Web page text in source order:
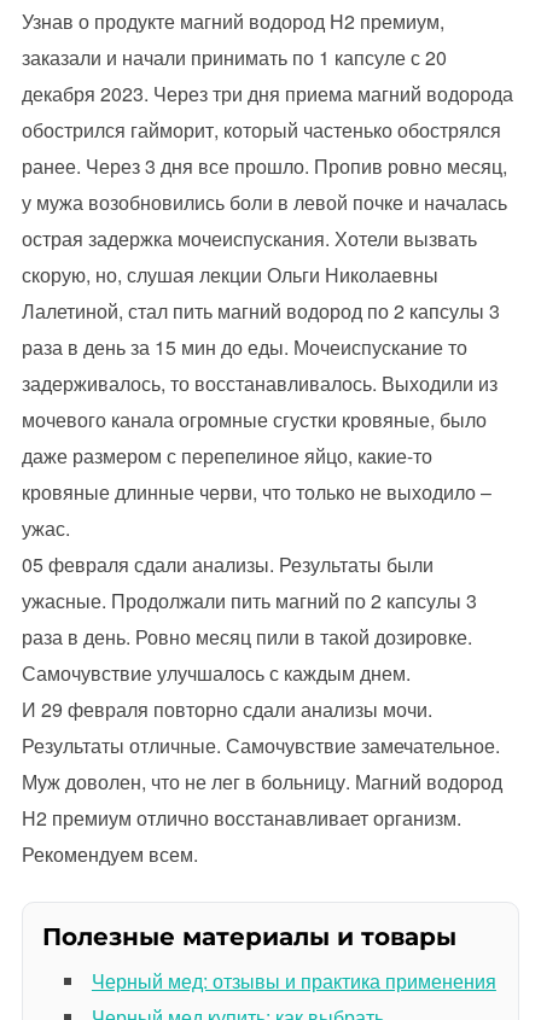
Узнав о продукте магний водород Н2 премиум,
заказали и начали принимать по 1 капсуле с 20
декабря 2023. Через три дня приема магний водорода
обострился гайморит, который частенько обострялся
ранее. Через 3 дня все прошло. Пропив ровно месяц,
у мужа возобновились боли в левой почке и началась
острая задержка мочеиспускания. Хотели вызвать
скорую, но, слушая лекции Ольги Николаевны
Лалетиной, стал пить магний водород по 2 капсулы 3
раза в день за 15 мин до еды. Мочеиспускание то
задерживалось, то восстанавливалось. Выходили из
мочевого канала огромные сгустки кровяные, было
даже размером с перепелиное яйцо, какие-то
кровяные длинные черви, что только не выходило –
ужас.
05 февраля сдали анализы. Результаты были
ужасные. Продолжали пить магний по 2 капсулы 3
раза в день. Ровно месяц пили в такой дозировке.
Самочувствие улучшалось с каждым днем.
И 29 февраля повторно сдали анализы мочи.
Результаты отличные. Самочувствие замечательное.
Муж доволен, что не лег в больницу. Магний водород
Н2 премиум отлично восстанавливает организм.
Рекомендуем всем.
Полезные материалы и товары
Черный мед: отзывы и практика применения